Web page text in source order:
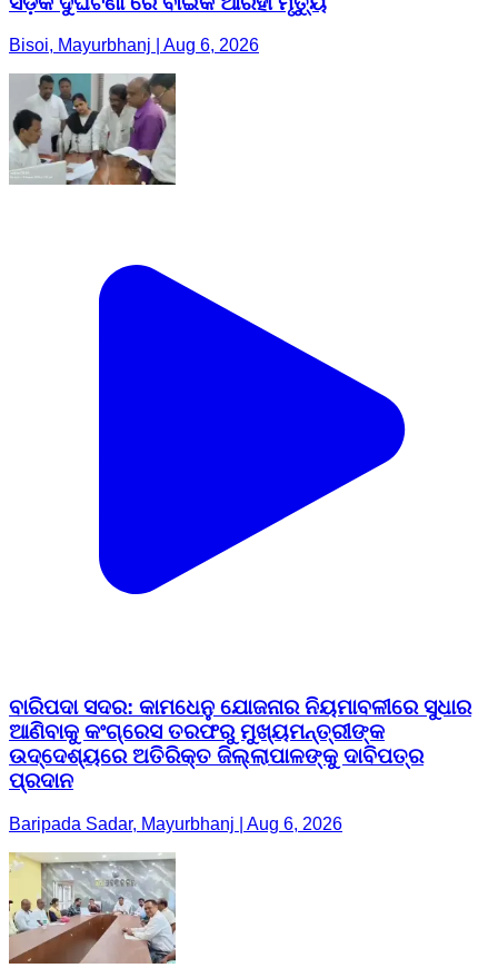
Bisoi, Mayurbhanj | Aug 6, 2026
ବାରିପଦା ସଦର: କାମଧେନୁ ଯୋଜନାର ନିୟମାବଳୀରେ ସୁଧାର
ଆଣିବାକୁ କଂଗ୍ରେସ ତରଫରୁ ମୁଖ୍ୟମନ୍ତ୍ରୀଙ୍କ
ଉଦ୍ଦେଶ୍ୟରେ ଅତିରିକ୍ତ ଜିଲ୍ଲାପାଳଙ୍କୁ ଦାବିପତ୍ର
ପ୍ରଦାନ
Baripada Sadar, Mayurbhanj | Aug 6, 2026